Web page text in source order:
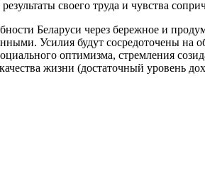
своего труда и чувства
Беларуси через бережное и
Усилия будут сосредоточены на
оптимизма, стремления
жизни (достаточный уровень